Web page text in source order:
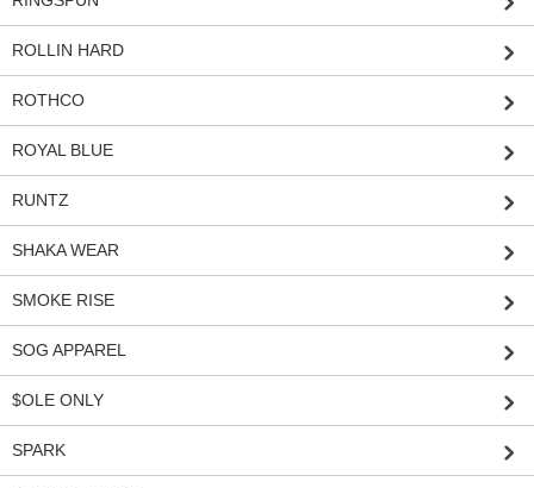
ROLLIN HARD
ROTHCO
ROYAL BLUE
RUNTZ
SHAKA WEAR
SMOKE RISE
SOG APPAREL
$OLE ONLY
SPARK